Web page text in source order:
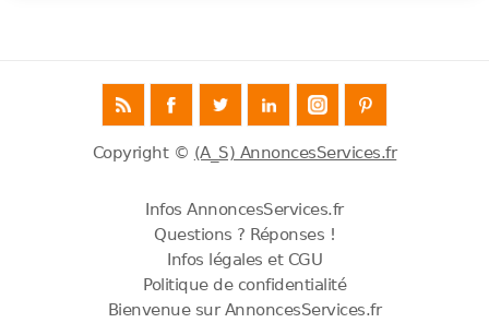
Copyright © (A_S) AnnoncesServices.fr
Infos AnnoncesServices.fr
Questions ? Réponses !
Infos légales et CGU
Politique de confidentialité
Bienvenue sur AnnoncesServices.fr